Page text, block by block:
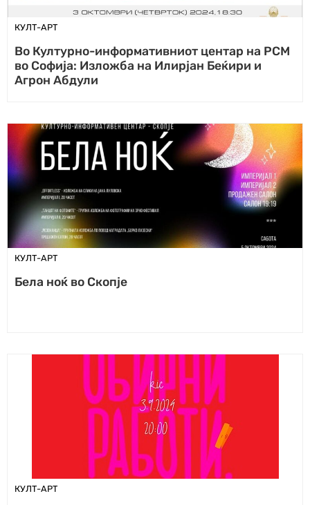
КУЛТ-АРТ
Во Културно-информативниот центар на РСМ
во Софија: Изложба на Илирјан Беќири и
Агрон Абдули
КУЛТ-АРТ
Бeла ноќ во Скопје
КУЛТ-АРТ